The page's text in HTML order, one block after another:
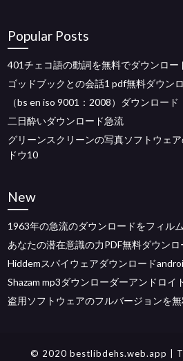
Popular Posts
401チェコ語の動詞を無料でダウンロー
ゴッドブックとの会話1 pdf無料ダウン
（bs en iso 9001：2008）ダウンロード
二日酔いダウンロード急流
グリーンスクリーンの写真ソフトウェ
ドウ10
New
1963年の急流のダウンロードをフィル
あなたの潜在意識の力PDF無料ダウンロ
Hiddemスパイウェアダウンロード
Shazam mp3ダウンローダーアンドロイ
盗用ソフトウェアのフルバージョンを
© 2020 bestlibdehs.web.app |